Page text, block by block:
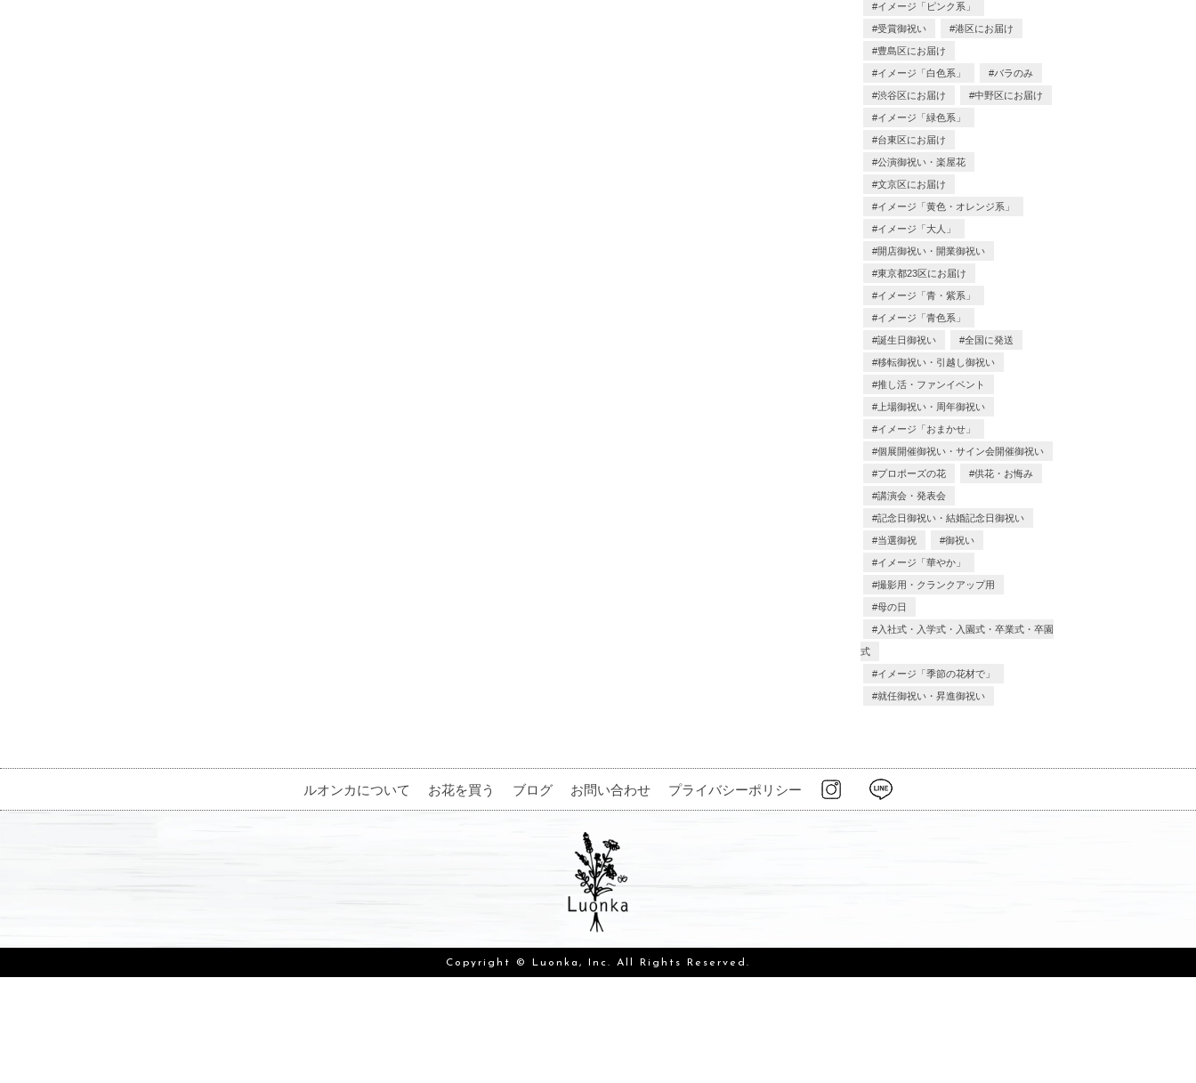
イメージ「ピンク系」
受賞御祝い 港区にお届け
豊島区にお届け
イメージ「白色系」 バラのみ
渋谷区にお届け 中野区にお届け
イメージ「緑色系」
台東区にお届け
公演御祝い・楽屋花
文京区にお届け
イメージ「黄色・オレンジ系」
イメージ「大人」
開店御祝い・開業御祝い
東京都23区にお届け
イメージ「青・紫系」
イメージ「青色系」
誕生日御祝い 全国に発送
移転御祝い・引越し御祝い
推し活・ファンイベント
上場御祝い・周年御祝い
イメージ「おまかせ」
個展開催御祝い・サイン会開催御祝い
プロポーズの花 供花・お悔み
講演会・発表会
記念日御祝い・結婚記念日御祝い
当選御祝 御祝い
イメージ「華やか」
撮影用・クランクアップ用
母の日
入社式・入学式・入園式・卒業式・卒園
式
イメージ「季節の花材で」
就任御祝い・昇進御祝い
ルオンカについて お花を買う ブログ お問い合わせ プライバシーポリシー
Copyright © Luonka, Inc. All Rights Reserved.